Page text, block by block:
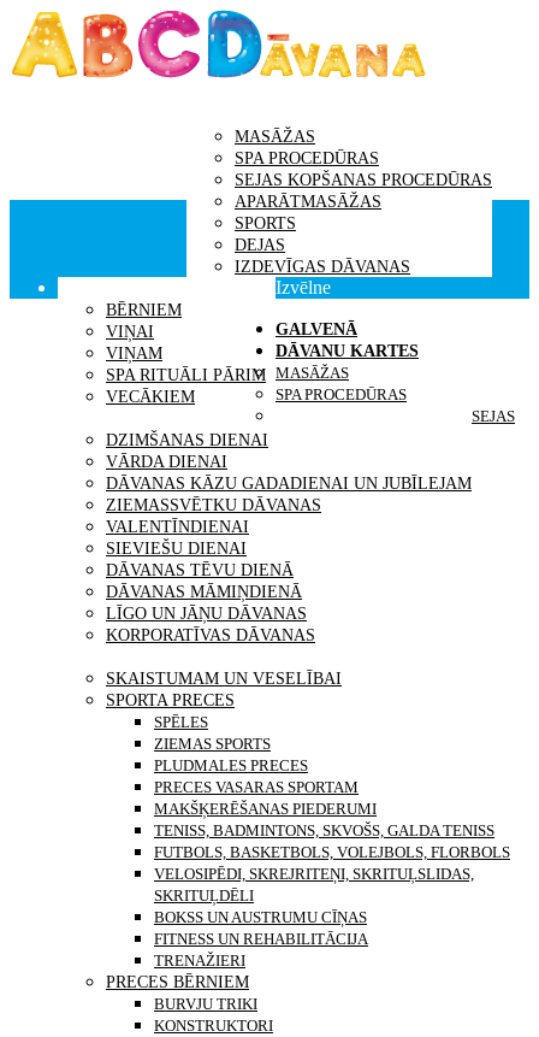
MASĀŽAS
SPA PROCEDŪRAS
SEJAS KOPŠANAS PROCEDŪRAS
APARĀTMASĀŽAS
SPORTS
DEJAS
IZDEVĪGAS DĀVANAS
BĒRNIEM
VIŅAI
VIŅAM
SPA RITUĀLI PĀRIM
VECĀKIEM
DZIMŠANAS DIENAI
VĀRDA DIENAI
DĀVANAS KĀZU GADADIENAI UN JUBĪLEJAM
ZIEMASSVĒTKU DĀVANAS
VALENTĪNDIENAI
SIEVIEŠU DIENAI
DĀVANAS TĒVU DIENĀ
DĀVANAS MĀMIŅDIENĀ
LĪGO UN JĀŅU DĀVANAS
KORPORATĪVAS DĀVANAS
SKAISTUMAM UN VESELĪBAI
SPORTA PRECES
SPĒLES
ZIEMAS SPORTS
PLUDMALES PRECES
PRECES VASARAS SPORTAM
MAKŠĶERĒŠANAS PIEDERUMI
TENISS, BADMINTONS, SKVOŠS, GALDA TENISS
FUTBOLS, BASKETBOLS, VOLEJBOLS, FLORBOLS
VELOSIPĒDI, SKREJRITEŅI, SKRITUĻSLIDAS,
SKRITUĻDĒLI
BOKSS UN AUSTRUMU CĪŅAS
FITNESS UN REHABILITĀCIJA
TRENAŽIERI
PRECES BĒRNIEM
BURVJU TRIKI
KONSTRUKTORI
Izvēlne
GALVENĀ
DĀVANU KARTES
MASĀŽAS
SPA PROCEDŪRAS
SEJAS